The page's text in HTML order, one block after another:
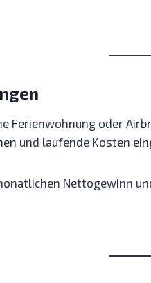
Ferienwohnung oder
und laufende Kosten
Nettogewinn